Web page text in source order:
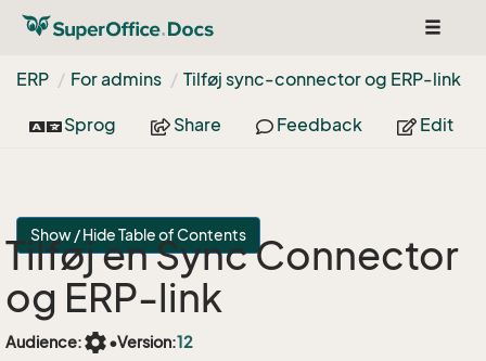
Toggle
ERP
For admins Tilføj sync-connector og ERP-link
Sprog Share Feedback Edit
Show / Hide Table of Contents
Tilføj en Sync Connector
og ERP-link
Audience:settings•Version:12